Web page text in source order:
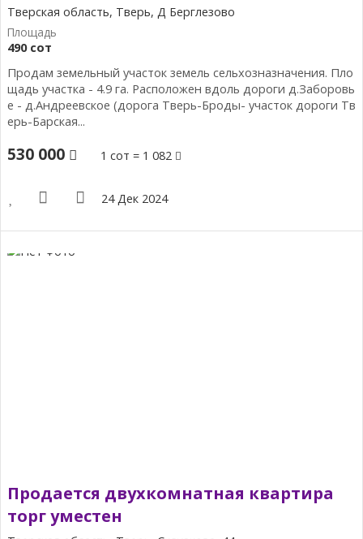
Тверская область, Тверь, Д Берглезово
490 сот
Продам земельный участок земель сельхозназначения. Пло
щадь участка - 4.9 га. Расположен вдоль дороги д.Заборовь
е - д.Андреевское (дорога Тверь-Броды- участок дороги Тв
ерь-Барская...
530 000 1 сот = 1 082
24 Дек 2024
Продается двухкомнатная квартира
торг уместен